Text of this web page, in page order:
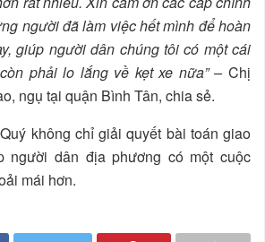
người đã làm việc hết mình để hoàn
giúp người dân chúng tôi có một cái
phải lo lắng về kẹt xe nữa” –Chị
ngụ tại quận Bình Tân, chia sẻ.
không chỉ giải quyết bài toán giao
người dân địa phương có một cuộc
mái hơn.